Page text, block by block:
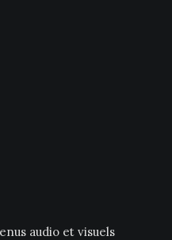
audio et visuels